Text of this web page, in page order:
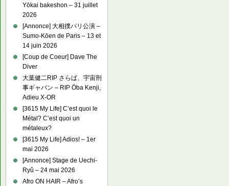
Yōkai bakeshon – 31 juillet
2026
[Annonce] 大相撲パリ公演 –
Sumo-Kōen de Paris – 13 et
14 juin 2026
[Coup de Coeur] Dave The
Diver
大葉健二RIP さらば、宇宙刑
事ギャバン – RIP Ōba Kenji,
Adieu X-OR
[3615 My Life] C’est quoi le
Métal? C’est quoi un
métaleux?
[3615 My Life] Adios! – 1er
mai 2026
[Annonce] Stage de Uechi-
Ryû – 24 mai 2026
Afro ON HAIR – Afro’s